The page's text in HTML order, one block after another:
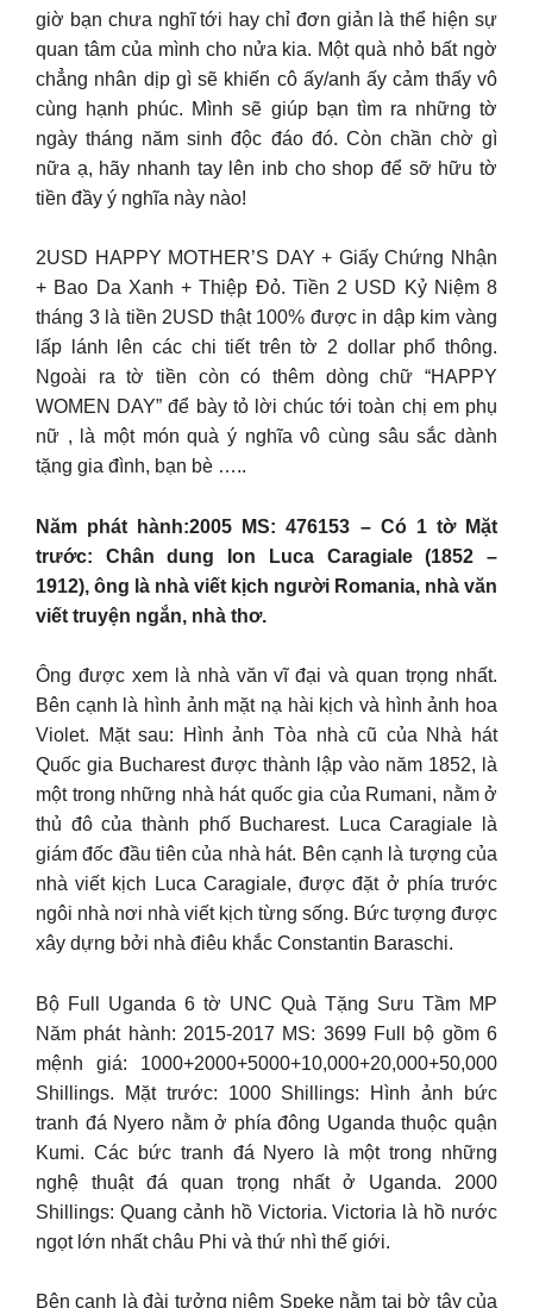
giờ bạn chưa nghĩ tới hay chỉ đơn giản là thể hiện sự
quan tâm của mình cho nửa kia. Một quà nhỏ bất ngờ
chẳng nhân dịp gì sẽ khiến cô ấy/anh ấy cảm thấy vô
cùng hạnh phúc. Mình sẽ giúp bạn tìm ra những tờ
ngày tháng năm sinh độc đáo đó. Còn chần chờ gì
nữa ạ, hãy nhanh tay lên inb cho shop để sỡ hữu tờ
tiền đầy ý nghĩa này nào!
2USD HAPPY MOTHER’S DAY + Giấy Chứng Nhận
+ Bao Da Xanh + Thiệp Đỏ. Tiền 2 USD Kỷ Niệm 8
tháng 3 là tiền 2USD thật 100% được in dập kim vàng
lấp lánh lên các chi tiết trên tờ 2 dollar phổ thông.
Ngoài ra tờ tiền còn có thêm dòng chữ “HAPPY
WOMEN DAY” để bày tỏ lời chúc tới toàn chị em phụ
nữ , là một món quà ý nghĩa vô cùng sâu sắc dành
tặng gia đình, bạn bè …..
Năm phát hành:2005 MS: 476153 – Có 1 tờ Mặt
trước: Chân dung Ion Luca Caragiale (1852 –
1912), ông là nhà viết kịch người Romania, nhà văn
viết truyện ngắn, nhà thơ.
Ông được xem là nhà văn vĩ đại và quan trọng nhất.
Bên cạnh là hình ảnh mặt nạ hài kịch và hình ảnh hoa
Violet. Mặt sau: Hình ảnh Tòa nhà cũ của Nhà hát
Quốc gia Bucharest được thành lập vào năm 1852, là
một trong những nhà hát quốc gia của Rumani, nằm ở
thủ đô của thành phố Bucharest. Luca Caragiale là
giám đốc đầu tiên của nhà hát. Bên cạnh là tượng của
nhà viết kịch Luca Caragiale, được đặt ở phía trước
ngôi nhà nơi nhà viết kịch từng sống. Bức tượng được
xây dựng bởi nhà điêu khắc Constantin Baraschi.
Bộ Full Uganda 6 tờ UNC Quà Tặng Sưu Tầm MP
Năm phát hành: 2015-2017 MS: 3699 Full bộ gồm 6
mệnh giá: 1000+2000+5000+10,000+20,000+50,000
Shillings. Mặt trước: 1000 Shillings: Hình ảnh bức
tranh đá Nyero nằm ở phía đông Uganda thuộc quận
Kumi. Các bức tranh đá Nyero là một trong những
nghệ thuật đá quan trọng nhất ở Uganda. 2000
Shillings: Quang cảnh hồ Victoria. Victoria là hồ nước
ngọt lớn nhất châu Phi và thứ nhì thế giới.
Bên cạnh là đài tưởng niệm Speke nằm tại bờ tây của